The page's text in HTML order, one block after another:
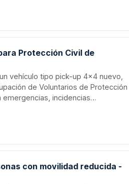
el entorno rural.
Protección Civil de
vehículo tipo pick-up 4x4 nuevo,
de Voluntarios de Protección
emergencias, incidencias
El suministro incluye las
el pliego de prescripciones
con movilidad reducida -